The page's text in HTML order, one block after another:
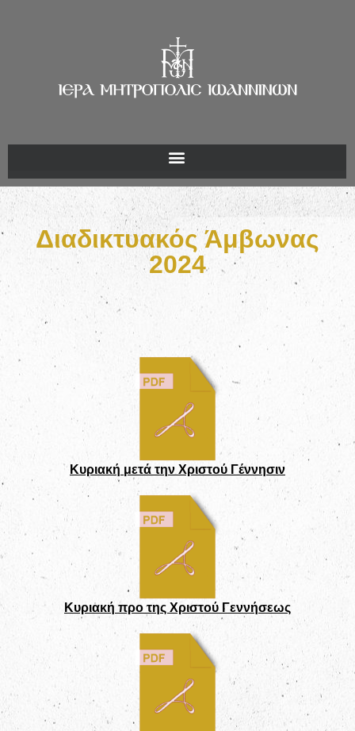
Διαδικτυακός Άμβωνας
2024
Κυριακή μετά την Χριστού Γέννησιν
Κυριακή προ της Χριστού Γεννήσεως